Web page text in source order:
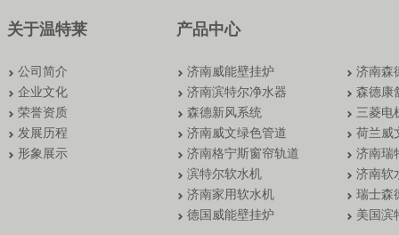
关于温特莱
公司简介
企业文化
荣誉资质
发展历程
形象展示
产品中心
济南威能壁挂炉
济南森
济南滨特尔净水器
森德康
森德新风系统
三菱电
济南威文绿色管道
荷兰威
济南格宁斯窗帘轨道
济南瑞
滨特尔软水机
济南软
济南家用软水机
瑞士森
德国威能壁挂炉
美国滨